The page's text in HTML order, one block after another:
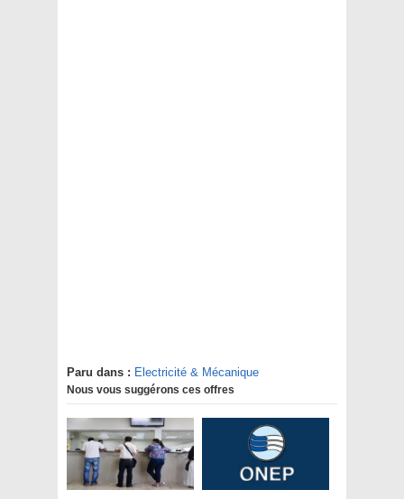
Paru dans : Electricité & Mécanique
Nous vous suggérons ces offres